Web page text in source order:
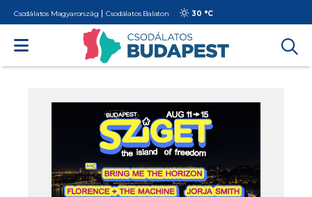
Csodálatos Magyarország Csodálatos Balaton 30 °C